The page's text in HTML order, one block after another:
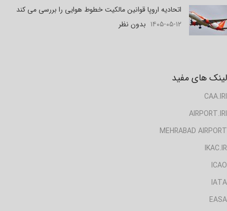
اتحادیه اروپا قوانین مالکیت خطوط هوایی را بررسی می کند
۱۴۰۵-۰۵-۱۲ بدون نظر
لینک های مفید
CAA.IRI
AIRPORT.IRI
MEHRABAD AIRPORT
IKAC.IR
ICAO
IATA
EASA